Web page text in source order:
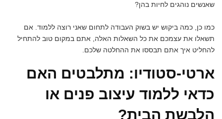
שאנשים נוהגים לחיות בהן?
כמו כן, כמה ביקוש יש בשוק העבודה לתחום שאני רוצה ללמוד. אם
תשאלו את עצמכם את כל השאלות האלה, אתם במקום טוב להתחיל
להחליט איך אתם תבססו את ההחלטה שלכם.
ארטי-סטודיו: מתלבטים האם
כדאי ללמוד עיצוב פנים או
הלבשת הבית?